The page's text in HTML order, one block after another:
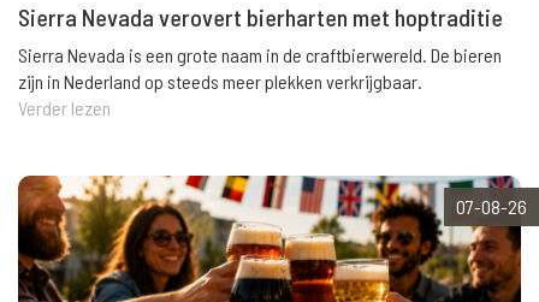
Sierra Nevada verovert bierharten met hoptraditie
Sierra Nevada is een grote naam in de craftbierwereld. De bieren
zijn in Nederland op steeds meer plekken verkrijgbaar.
Verder lezen
07-08-26